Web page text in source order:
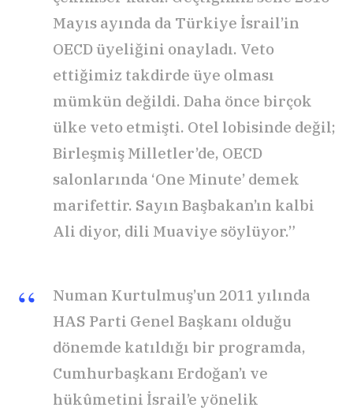
Mayıs ayında da Türkiye İsrail’in
OECD üyeliğini onayladı. Veto
ettiğimiz takdirde üye olması
mümkün değildi. Daha önce birçok
ülke veto etmişti. Otel lobisinde değil;
Birleşmiş Milletler’de, OECD
salonlarında ‘One Minute’ demek
marifettir. Sayın Başbakan’ın kalbi
Ali diyor, dili Muaviye söylüyor.”
Numan Kurtulmuş’un 2011 yılında
HAS Parti Genel Başkanı olduğu
dönemde katıldığı bir programda,
Cumhurbaşkanı Erdoğan’ı ve
hükûmetini İsrail’e yönelik